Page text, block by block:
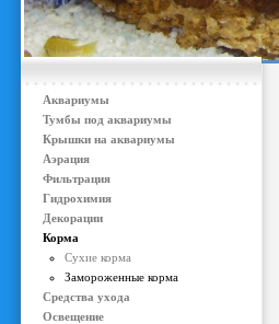
Аквариумы
Тумбы под аквариумы
Крышки на аквариумы
Аэрация
Фильтрация
Гидрохимия
Декорации
Корма
Сухие корма
Замороженные корма
Средства ухода
Освещение